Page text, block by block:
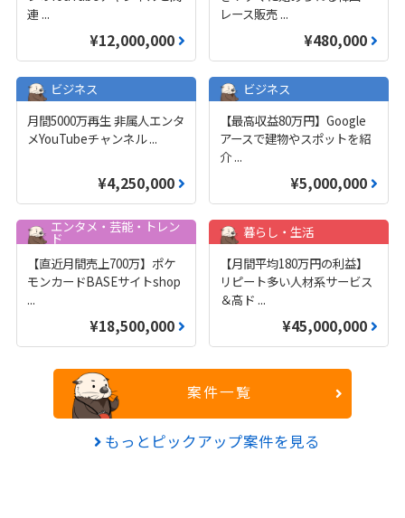
連 ...
¥12,000,000
レース販売 ...
¥480,000
ビジネス
月間5000万再生 非属人エンタ
メYouTubeチャンネル...
¥4,250,000
ビジネス
【最高収益80万円】Google
アースで建物やスポットを紹
介 ...
¥5,000,000
エンタメ・芸能・トレン
ド
【直近月間売上700万】ポケ
モンカードBASEサイトshop
...
¥18,500,000
暮らし・生活
【月間平均180万円の利益】
リピート多い人材系サービス
＆高ド ...
¥45,000,000
案件一覧
もっとピックアップ案件を見る